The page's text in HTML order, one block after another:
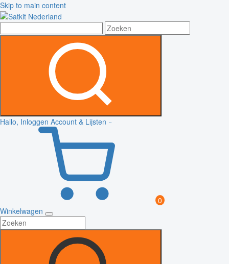
Skip to main content
Hallo, Inloggen Account & Lijsten
0
Winkelwagen